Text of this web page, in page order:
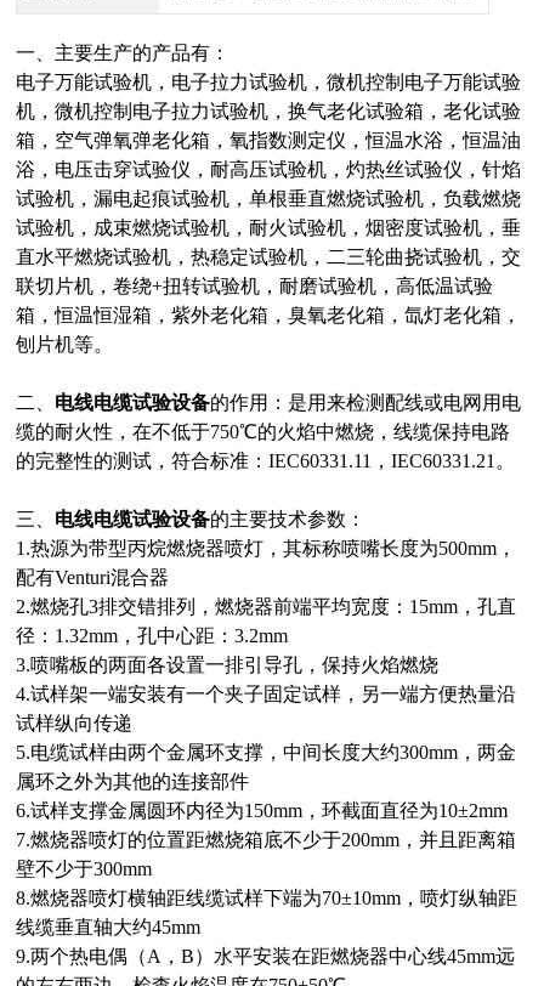
一、主要生产的产品有：
电子万能试验机，电子拉力试验机，微机控制电子万能试验
机，微机控制电子拉力试验机，换气老化试验箱，老化试验
箱，空气弹氧弹老化箱，氧指数测定仪，恒温水浴，恒温油
浴，电压击穿试验仪，耐高压试验机，灼热丝试验仪，针焰
试验机，漏电起痕试验机，单根垂直燃烧试验机，负载燃烧
试验机，成束燃烧试验机，耐火试验机，烟密度试验机，垂
直水平燃烧试验机，热稳定试验机，二三轮曲挠试验机，交
联切片机，卷绕+扭转试验机，耐磨试验机，高低温试验
箱，恒温恒湿箱，紫外老化箱，臭氧老化箱，氙灯老化箱，
刨片机等。
二、 电线电缆试验设备的作用：是用来检测配线或电网用电
缆的耐火性，在不低于750℃的火焰中燃烧，线缆保持电路
的完整性的测试，符合标准：IEC60331.11，IEC60331.21。
三、 电线电缆试验设备的主要技术参数：
1.热源为带型丙烷燃烧器喷灯，其标称喷嘴长度为500mm，
配有Venturi混合器
2.燃烧孔3排交错排列，燃烧器前端平均宽度：15mm，孔直
径：1.32mm，孔中心距：3.2mm
3.喷嘴板的两面各设置一排引导孔，保持火焰燃烧
4.试样架一端安装有一个夹子固定试样，另一端方便热量沿
试样纵向传递
5.电缆试样由两个金属环支撑，中间长度大约300mm，两金
属环之外为其他的连接部件
6.试样支撑金属圆环内径为150mm，环截面直径为10±2mm
7.燃烧器喷灯的位置距燃烧箱底不少于200mm，并且距离箱
壁不少于300mm
8.燃烧器喷灯横轴距线缆试样下端为70±10mm，喷灯纵轴距
线缆垂直轴大约45mm
9.两个热电偶（A，B）水平安装在距燃烧器中心线45mm远